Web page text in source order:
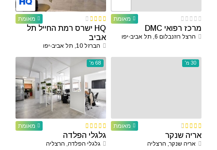
מאומת
מרכז רפואי DMC
הרצל רוזנבלום 6, תל אביב-יפו
מאומת
HQ ישרס רמת החייל תל
אביב
הברזל 10, תל אביב-יפו
מאומת
30 מ'
אריה שנקר
אריה שנקר, הרצליה
מאומת
68 מ'
גלגלי הפלדה
גלגלי הפלדה, הרצליה